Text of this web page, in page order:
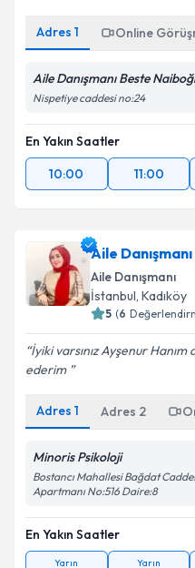
Adres 1 Online
Aile Danışmanı Beste
Nispetiye caddesi no:24
En Yakın Saatler
10:00
11:00
Aile
Aile Danışmanı
İstanbul, Kadıköy
5 (6
İyiki varsınız Ayşenur
ederim ️
Adres 1 Adres 2
Minoris Psikoloji
Bostancı Mahallesi Bağdat
Apartmanı No:516 Daire:8
En Yakın Saatler
Yarın Yarın